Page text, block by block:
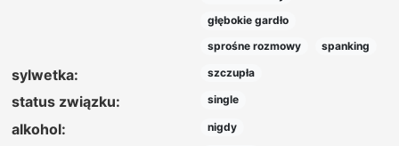
głębokie gardło
sprośne rozmowy
spanking
sylwetka: szczupła
status związku: single
alkohol: nigdy